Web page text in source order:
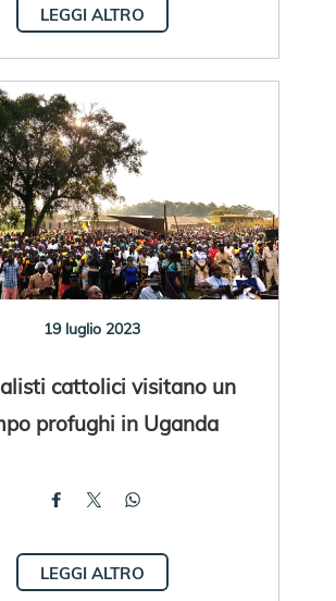
LEGGI ALTRO
19 luglio 2023
cattolici visitano un
profughi in Uganda
LEGGI ALTRO